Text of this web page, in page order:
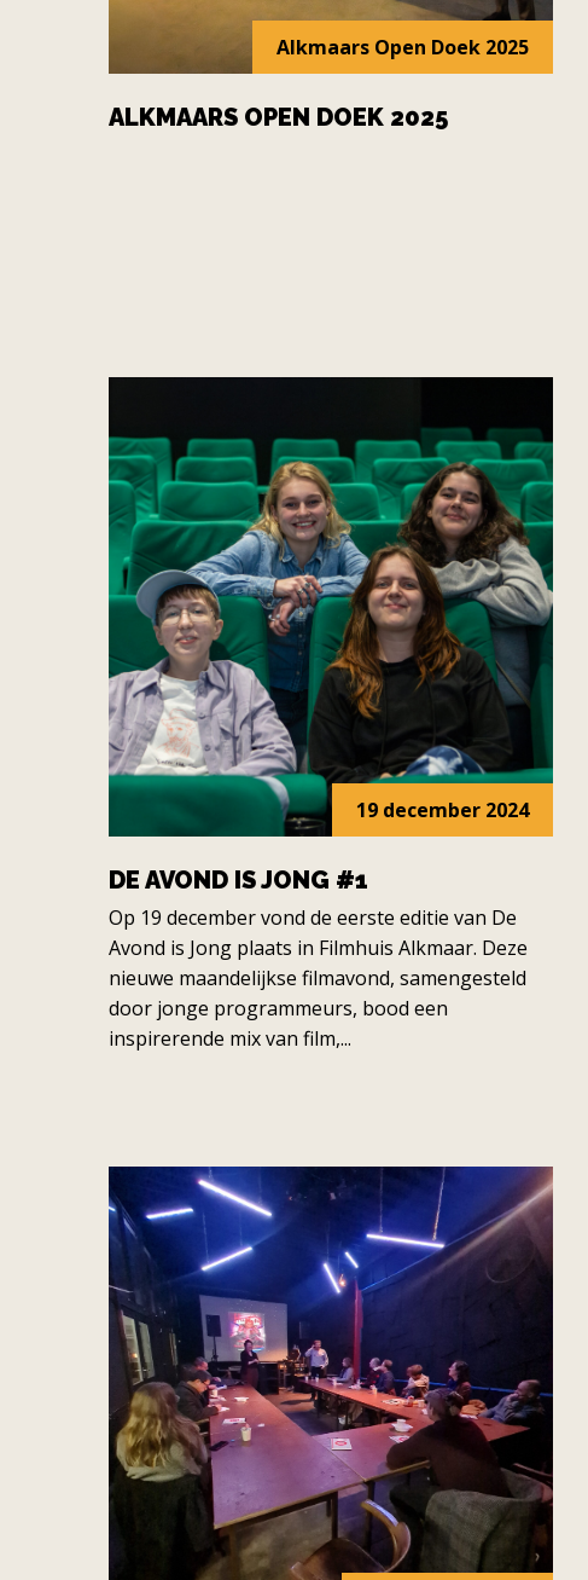
Alkmaars Open Doek 2025
ALKMAARS OPEN DOEK 2025
19 december 2024
DE AVOND IS JONG #1
Op 19 december vond de eerste editie van De
Avond is Jong plaats in Filmhuis Alkmaar. Deze
nieuwe maandelijkse filmavond, samengesteld
door jonge programmeurs, bood een
inspirerende mix van film,...